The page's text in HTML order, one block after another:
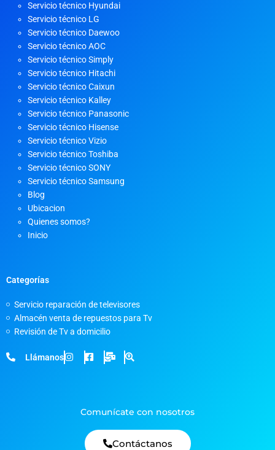
Servicio técnico Hyundai
Servicio técnico LG
Servicio técnico Daewoo
Servicio técnico AOC
Servicio técnico Simply
Servicio técnico Hitachi
Servicio técnico Caixun
Servicio técnico Kalley
Servicio técnico Panasonic
Servicio técnico Hisense
Servicio técnico Vizio
Servicio técnico Toshiba
Servicio técnico SONY
Servicio técnico Samsung
Blog
Ubicacion
Quienes somos?
Inicio
Categorías
Servicio reparación de televisores
Almacén venta de repuestos para Tv
Revisión de Tv a domicilio
Llámanos
Comunícate con nosotros
Contáctanos